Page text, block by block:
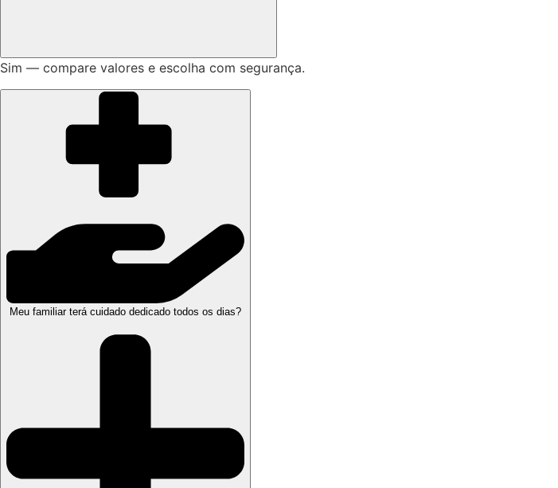
Sim — compare valores e escolha com segurança.
Meu familiar terá cuidado dedicado todos os dias?